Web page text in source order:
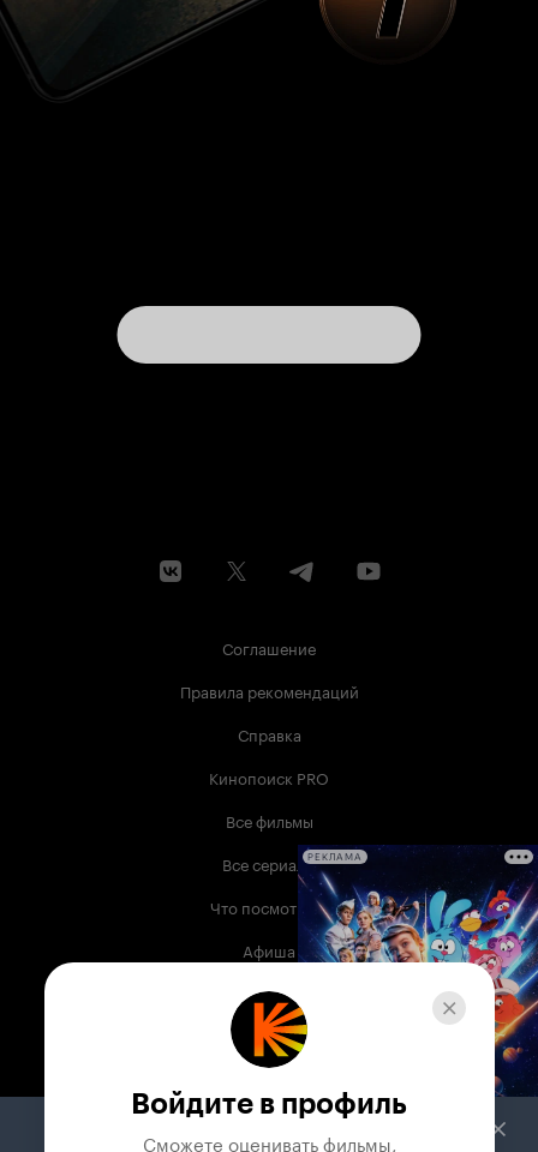
Соглашение
Правила рекомендаций
Справка
Кинопоиск PRO
Все фильмы
Все сериалы
Что посмотреть
Афиша
Музыка
Телепрограмма
Служба поддержки
РЕКЛАМА
Войдите в профиль
Сможете оценивать фильмы,